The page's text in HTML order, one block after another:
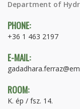
Department of
PHONE:
+36 1 463 2197
E-MAIL:
ROOM:
K. ép / fsz. 14.